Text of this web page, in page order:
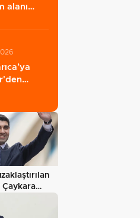
alanı
Çaykara